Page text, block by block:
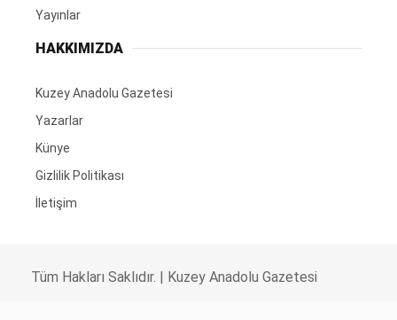
Yayınlar
HAKKIMIZDA
Kuzey Anadolu Gazetesi
Yazarlar
Künye
Gizlilik Politikası
İletişim
Tüm Hakları Saklıdır. | Kuzey Anadolu Gazetesi